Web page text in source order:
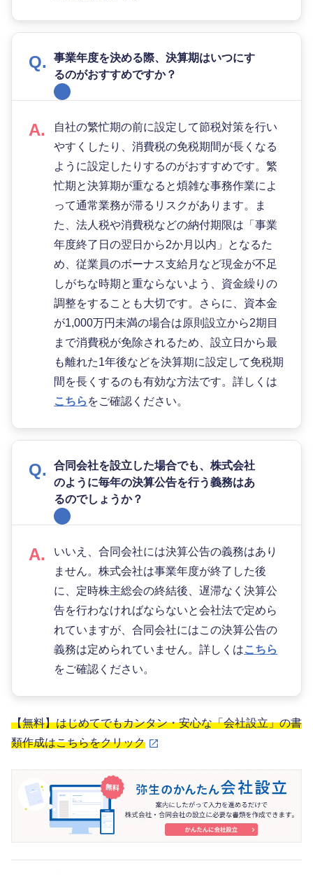
事業年度を決める際、決算期はいつにす
るのがおすすめですか？
自社の繁忙期の前に設定して節税対策を行い
やすくしたり、消費税の免税期間が長くなる
ように設定したりするのがおすすめです。繁
忙期と決算期が重なると煩雑な事務作業によ
って通常業務が滞るリスクがあります。ま
た、法人税や消費税などの納付期限は「事業
年度終了日の翌日から2か月以内」となるた
め、従業員のボーナス支給月など現金が不足
しがちな時期と重ならないよう、資金繰りの
調整をすることも大切です。さらに、資本金
が1,000万円未満の場合は原則設立から2期目
まで消費税が免除されるため、設立日から最
も離れた1年後などを決算期に設定して免税期
間を長くするのも有効な方法です。詳しくは
こちら をご確認ください。
合同会社を設立した場合でも、株式会社
のように毎年の決算公告を行う義務はあ
るのでしょうか？
いいえ、合同会社には決算公告の義務はあり
ません。株式会社は事業年度が終了した後
に、定時株主総会の終結後、遅滞なく決算公
告を行わなければならないと会社法で定めら
れていますが、合同会社にはこの決算公告の
義務は定められていません。詳しくはこちら
をご確認ください。
【無料】はじめてでもカンタン・安心な「会社設立」の書
類作成はこちらをクリック